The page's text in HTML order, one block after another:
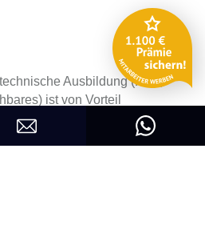
Ausbildung (HTL,
ist von Vorteil
Baubranche von Vorteil
und selbständige